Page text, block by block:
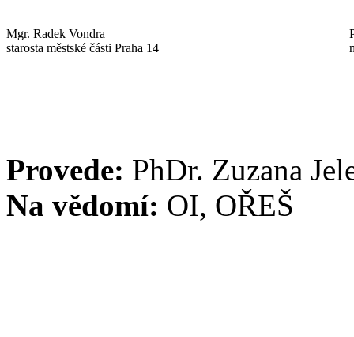
Mgr. Radek Vondra
starosta městské části Praha 14
Provede: PhDr. Zuzana
Na vědomí: OI, OŘEŠ